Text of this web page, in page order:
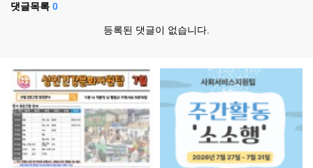
댓글목록 0
등록된 댓글이 없습니다.